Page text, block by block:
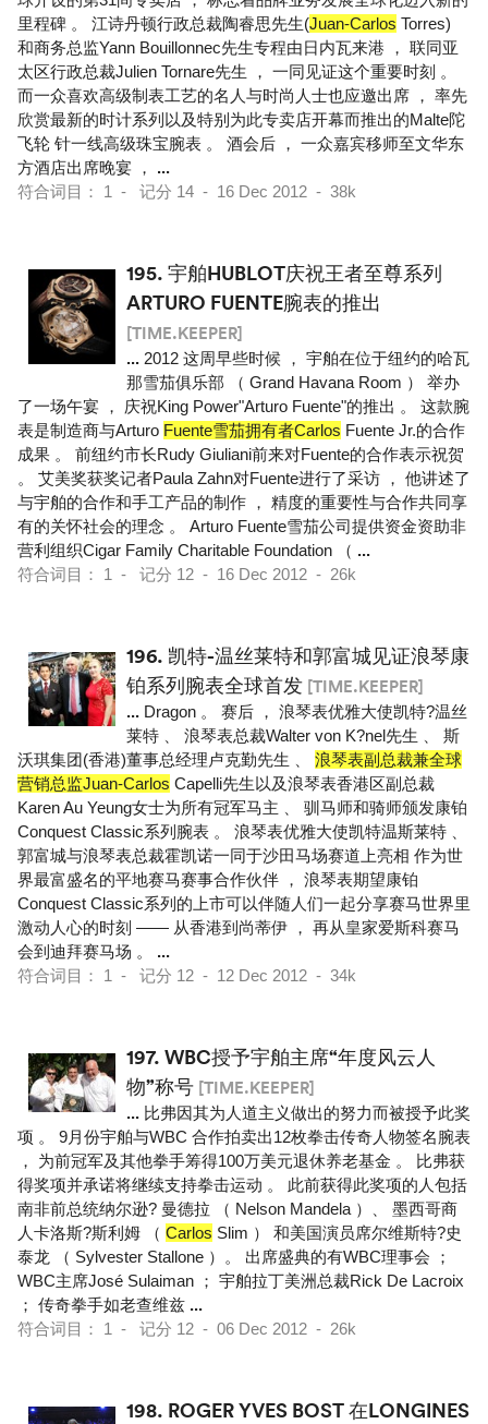
里程碑 。 江诗丹顿行政总裁陶睿思先生(Juan-Carlos Torres)
和商务总监Yann Bouillonnec先生专程由日内瓦来港 ， 联同亚
太区行政总裁Julien Tornare先生 ， 一同见证这个重要时刻 。
而一众喜欢高级制表工艺的名人与时尚人士也应邀出席 ， 率先
欣赏最新的时计系列以及特别为此专卖店开幕而推出的Malte陀
飞轮 针一线高级珠宝腕表 。 酒会后 ， 一众嘉宾移师至文华东
方酒店出席晚宴 ， ...
符合词目： 1 - 记分 14 - 16 Dec 2012 - 38k
195. 宇舶HUBLOT庆祝王者至尊系列
ARTURO FUENTE腕表的推出
[TIME.KEEPER]
... 2012 这周早些时候 ， 宇舶在位于纽约的哈瓦
那雪茄俱乐部 （ Grand Havana Room ） 举办
了一场午宴 ， 庆祝King Power"Arturo Fuente"的推出 。 这款腕
表是制造商与Arturo Fuente雪茄拥有者Carlos Fuente Jr.的合作
成果 。 前纽约市长Rudy Giuliani前来对Fuente的合作表示祝贺
。 艾美奖获奖记者Paula Zahn对Fuente进行了采访 ， 他讲述了
与宇舶的合作和手工产品的制作 ， 精度的重要性与合作共同享
有的关怀社会的理念 。 Arturo Fuente雪茄公司提供资金资助非
营利组织Cigar Family Charitable Foundation （ ...
符合词目： 1 - 记分 12 - 16 Dec 2012 - 26k
196. 凯特-温丝莱特和郭富城见证浪琴康
铂系列腕表全球首发 [TIME.KEEPER]
... Dragon 。 赛后 ， 浪琴表优雅大使凯特?温丝
莱特 、 浪琴表总裁Walter von K?nel先生 、 斯
沃琪集团(香港)董事总经理卢克勤先生 、 浪琴表副总裁兼全球
营销总监Juan-Carlos Capelli先生以及浪琴表香港区副总裁
Karen Au Yeung女士为所有冠军马主 、 驯马师和骑师颁发康铂
Conquest Classic系列腕表 。 浪琴表优雅大使凯特温斯莱特 、
郭富城与浪琴表总裁霍凯诺一同于沙田马场赛道上亮相 作为世
界最富盛名的平地赛马赛事合作伙伴 ， 浪琴表期望康铂
Conquest Classic系列的上市可以伴随人们一起分享赛马世界里
激动人心的时刻 —— 从香港到尚蒂伊 ， 再从皇家爱斯科赛马
会到迪拜赛马场 。 ...
符合词目： 1 - 记分 12 - 12 Dec 2012 - 34k
197. WBC授予宇舶主席“年度风云人
物”称号 [TIME.KEEPER]
... 比弗因其为人道主义做出的努力而被授予此奖
项 。 9月份宇舶与WBC 合作拍卖出12枚拳击传奇人物签名腕表
， 为前冠军及其他拳手筹得100万美元退休养老基金 。 比弗获
得奖项并承诺将继续支持拳击运动 。 此前获得此奖项的人包括
南非前总统纳尔逊? 曼德拉 （ Nelson Mandela ）、 墨西哥商
人卡洛斯?斯利姆 （ Carlos Slim ） 和美国演员席尔维斯特?史
泰龙 （ Sylvester Stallone ）。 出席盛典的有WBC理事会 ；
WBC主席José Sulaiman ； 宇舶拉丁美洲总裁Rick De Lacroix
； 传奇拳手如老查维兹 ...
符合词目： 1 - 记分 12 - 06 Dec 2012 - 26k
198. ROGER YVES BOST 在LONGINES